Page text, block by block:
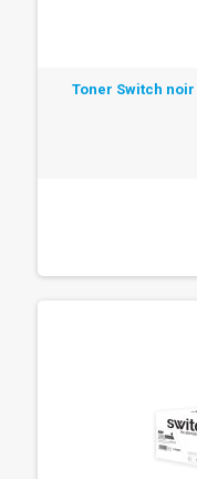
Toner Switch noir